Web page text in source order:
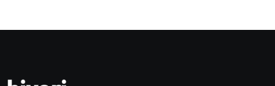
Jakarta, Mataloka Live,